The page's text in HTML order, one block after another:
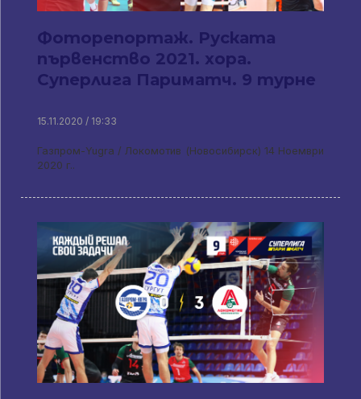
Фоторепортаж. Руската
първенство 2021. хора.
Суперлига Париматч. 9 турне
15.11.2020 / 19:33
Газпром-Yugra / Локомотив (Новосибирск) 14 Ноември
2020 г..